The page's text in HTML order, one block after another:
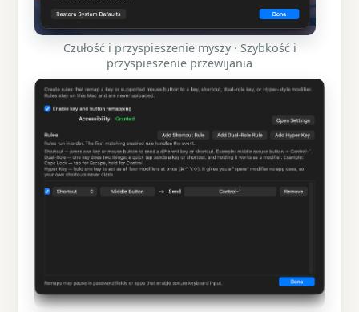
Czułość i przyspieszenie myszy · Szybkość i
przyspieszenie przewijania